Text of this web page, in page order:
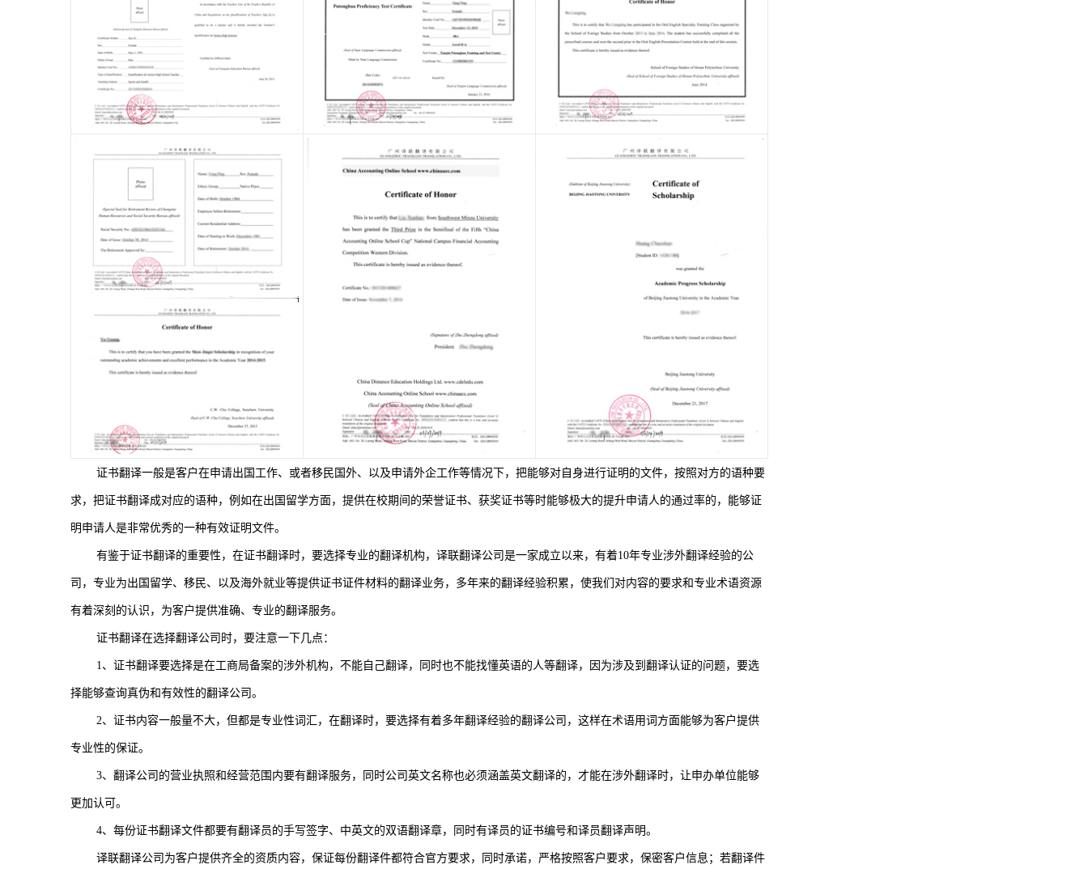
证书翻译一般是客户在申请出国工作、或者移民国外、以及申请外企工作等情况下，把能够对自身进行证明的文件，按照对方的语种要
求，把证书翻译成对应的语种，例如在出国留学方面，提供在校期间的荣誉证书、获奖证书等时能够极大的提升申请人的通过率的，能够证
明申请人是非常优秀的一种有效证明文件。
有鉴于证书翻译的重要性，在证书翻译时，要选择专业的翻译机构，译联翻译公司是一家成立以来，有着10年专业涉外翻译经验的公
司，专业为出国留学、移民、以及海外就业等提供证书证件材料的翻译业务，多年来的翻译经验积累，使我们对内容的要求和专业术语资源
有着深刻的认识，为客户提供准确、专业的翻译服务。
证书翻译在选择翻译公司时，要注意一下几点：
1、证书翻译要选择是在工商局备案的涉外机构，不能自己翻译，同时也不能找懂英语的人等翻译，因为涉及到翻译认证的问题，要选
择能够查询真伪和有效性的翻译公司。
2、证书内容一般量不大，但都是专业性词汇，在翻译时，要选择有着多年翻译经验的翻译公司，这样在术语用词方面能够为客户提供
专业性的保证。
3、翻译公司的营业执照和经营范围内要有翻译服务，同时公司英文名称也必须涵盖英文翻译的，才能在涉外翻译时，让申办单位能够
更加认可。
4、每份证书翻译文件都要有翻译员的手写签字、中英文的双语翻译章，同时有译员的证书编号和译员翻译声明。
译联翻译公司为客户提供齐全的资质内容，保证每份翻译件都符合官方要求，同时承诺，严格按照客户要求，保密客户信息；若翻译件